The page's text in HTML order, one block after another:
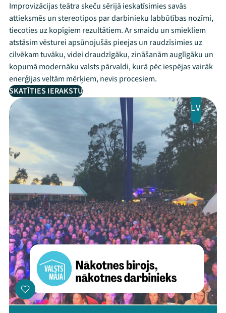
Improvizācijas teātra skeču sērijā ieskatīsimies savās
attieksmēs un stereotipos par darbinieku labbūtības nozīmi,
tiecoties uz kopīgiem rezultātiem. Ar smaidu un smiekliem
atstāsim vēsturei apsūnojušās pieejas un raudzīsimies uz
cilvēkam tuvāku, videi draudzīgāku, zināšanām auglīgāku un
kopumā modernāku valsts pārvaldi, kurā pēc iespējas vairāk
enerģijas veltām mērķiem, nevis procesiem.
SKATĪTIES IERAKSTU
LV